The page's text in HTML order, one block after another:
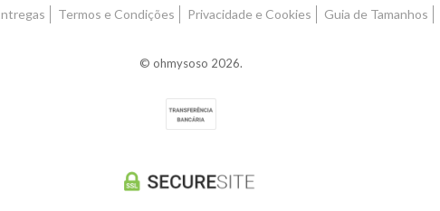
Termos e Condições Privacidade e Cookies Guia de Tamanhos
© ohmysoso 2026.